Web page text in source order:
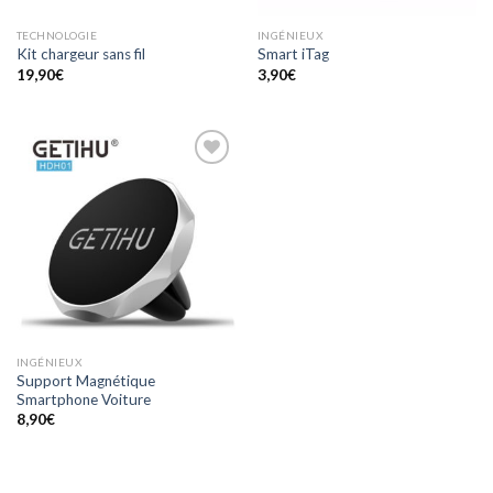
TECHNOLOGIE
Kit chargeur sans fil
19,90€
INGÉNIEUX
Smart iTag
3,90€
wishlist
INGÉNIEUX
Support Magnétique
Smartphone Voiture
8,90€